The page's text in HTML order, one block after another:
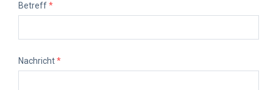
Betreff*
Nachricht*